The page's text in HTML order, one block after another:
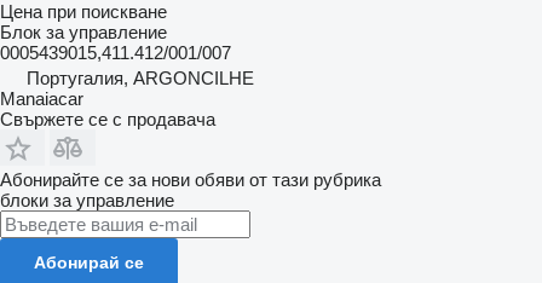
Цена при поискване
Блок за управление
0005439015,411.412/001/007
Португалия, ARGONCILHE
Manaiacar
Свържете се с продавача
Абонирайте се за нови обяви от тази рубрика
блоки за управление
Абонирай се